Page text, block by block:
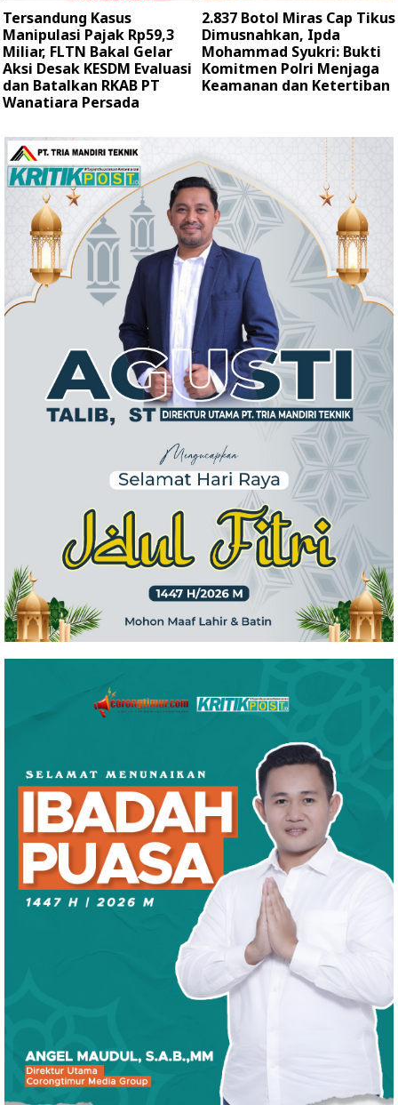
Tersandung Kasus
Manipulasi Pajak Rp59,3
Miliar, FLTN Bakal Gelar
Aksi Desak KESDM Evaluasi
dan Batalkan RKAB PT
Wanatiara Persada ‎
2.837 Botol Miras Cap Tikus
Dimusnahkan, Ipda
Mohammad Syukri: Bukti
Komitmen Polri Menjaga
Keamanan dan Ketertiban